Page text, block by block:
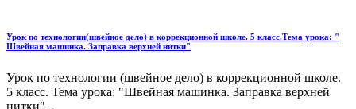
Урок по технологии(швейное дело) в коррекционной школе. 5 класс.Тема урока: "
Швейная машинка. Заправка верхней нитки"
Урок по технологии (швейное дело) в коррекционной школе.
5 класс. Тема урока: "Швейная машинка. Заправка верхней
нитки"...